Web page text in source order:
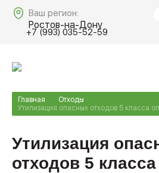
Ваш регион:
Ростов-на-Дону
+7 (993) 035-52-59
Главная
Отходы
Утилизация опасных отходов 5 класса
Утилизация
отходов 5